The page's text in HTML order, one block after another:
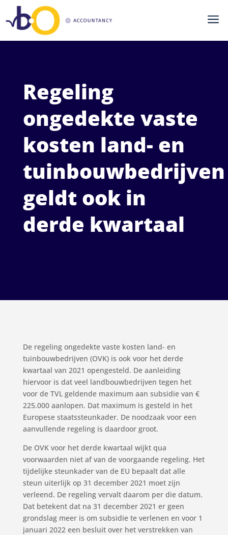
a
Regeling
ongedekte vaste
kosten land- en
tuinbouwbedrijven
geldt ook in
derde kwartaal
De regeling ongedekte vaste kosten land- en
tuinbouwbedrijven (OVK) is ook voor het derde
kwartaal van 2021 opengesteld. De aanleiding
hiervoor is dat veel landbouwbedrijven tegen het
voor de TVL geldende maximum aan subsidie van €
225.000 aanlopen. Dat maximum is gesteld in het
Europese staatssteunkader. De noodzaak voor een
aanvullende regeling is daardoor groot.
De OVK voor het derde kwartaal wijkt qua
voorwaarden niet af van de voorgaande regeling. Het
tijdelijke steunkader van de EU bepaalt dat alle
steun uiterlijk op 31 december 2021 moet zijn
verleend. De regeling vervalt daarom per die datum.
Dat betekent dat na 31 december 2021 er geen
grondslag meer is om subsidie te verlenen en voor 1
januari 2022 een besluit over het verstrekken van